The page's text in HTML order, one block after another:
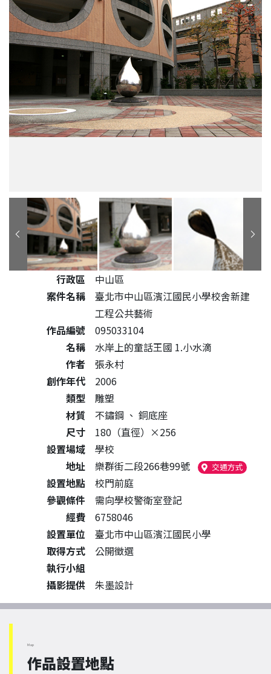
公共藝術作品詳細資料
行政區
中山區
案件名稱
臺北市中山區濱江國民小學校舍新建
工程公共藝術
作品編號
095033104
名稱
水岸上的童話王國 1.小水滴
作者
張永村
創作年代
2006
類型
雕塑
材質
不鏽鋼 、 銅底座
尺寸
180（直徑）×256
設置場域
學校
地址
樂群街二段266巷99號 交通方式（另開
設置地點
校門前庭
參觀條件
需向學校警衛室登記
經費
6758046
設置單位
臺北市中山區濱江國民小學
取得方式
公開徵選
執行小組
攝影提供
朱墨設計
Map
作品設置地點